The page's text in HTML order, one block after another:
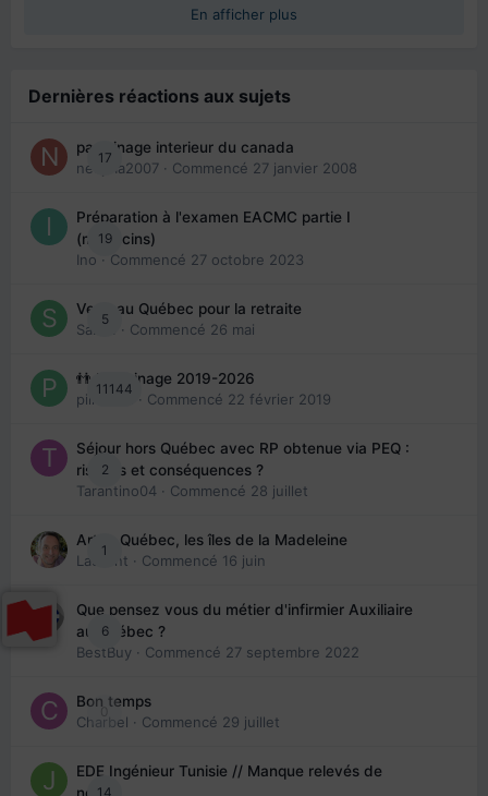
En afficher plus
Dernières réactions aux sujets
17
parrainage interieur du canada
nedjma2007 · Commencé 27 janvier 2008
19
Préparation à l'examen EACMC partie I
(médecins)
Ino · Commencé 27 octobre 2023
5
Venir au Québec pour la retraite
Sab74
· Commencé 26 mai
11144
👬 Parrainage 2019-2026
piinoush · Commencé 22 février 2019
2
Séjour hors Québec avec RP obtenue via PEQ :
risques et conséquences ?
Tarantino04 · Commencé 28 juillet
1
Arte : Québec, les îles de la Madeleine
Laurent · Commencé 16 juin
6
Que pensez vous du métier d'infirmier Auxiliaire
au Québec ?
BestBuy · Commencé 27 septembre 2022
0
Bon temps
Charbel · Commencé 29 juillet
14
EDE Ingénieur Tunisie // Manque relevés de